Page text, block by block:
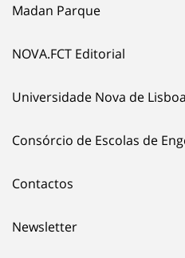
Madan Parque
NOVA.FCT Editorial
Universidade Nova de Lisboa
Consórcio de Escolas de
Contactos
Newsletter